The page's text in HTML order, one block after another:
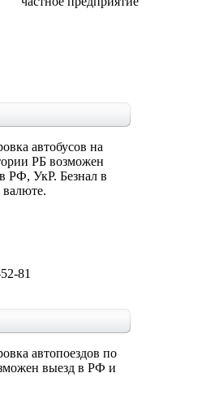
автобусов на
РБ возможен
РФ, УкР. Безнал в
81
автопоездов по
выезд в РФ и